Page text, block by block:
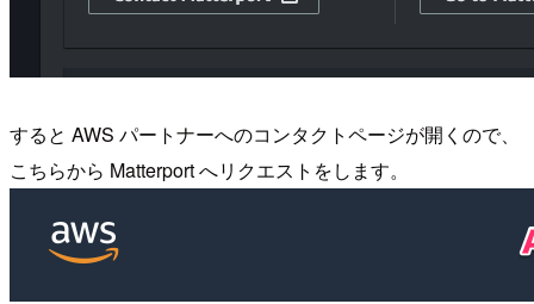
すると AWS パートナーへのコンタクトページが開くので、
こちらから Matterport へリクエストをします。